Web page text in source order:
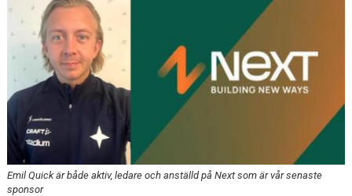
Emil Quick är både aktiv, ledare och anställd på Next som är vår senaste
sponsor